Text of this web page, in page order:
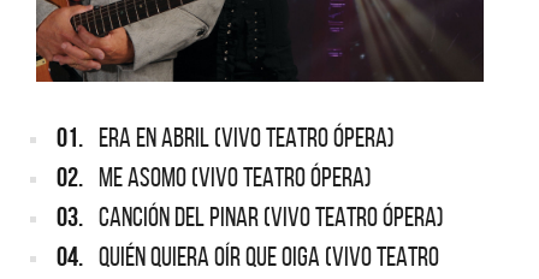
01. ERA EN ABRIL (VIVO TEATRO ÓPERA)
02. ME ASOMO (VIVO TEATRO ÓPERA)
03. CANCIÓN DEL PINAR (VIVO TEATRO ÓPERA)
04. QUIÉN QUIERA OÍR QUE OIGA (VIVO TEATRO